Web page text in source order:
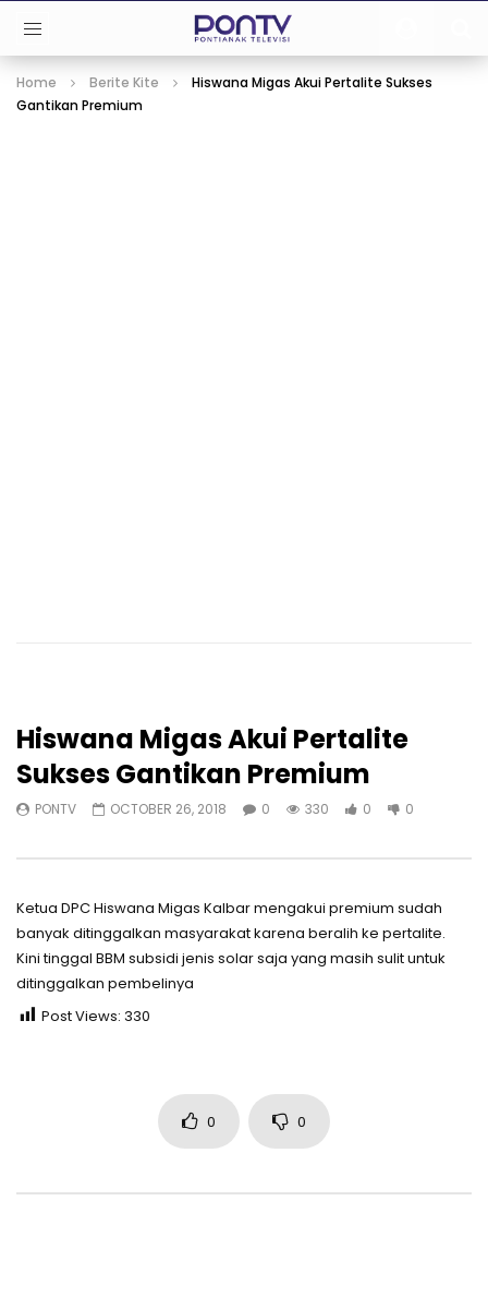
Home Berite Kite
Hiswana Migas Akui Pertalite Sukses
Gantikan Premium
Hiswana Migas Akui Pertalite
Sukses Gantikan Premium
PONTV OCTOBER 26, 2018 0 330 0 0
Ketua DPC Hiswana Migas Kalbar mengakui premium sudah
banyak ditinggalkan masyarakat karena beralih ke pertalite.
Kini tinggal BBM subsidi jenis solar saja yang masih sulit untuk
ditinggalkan pembelinya
Post Views: 330
0 0